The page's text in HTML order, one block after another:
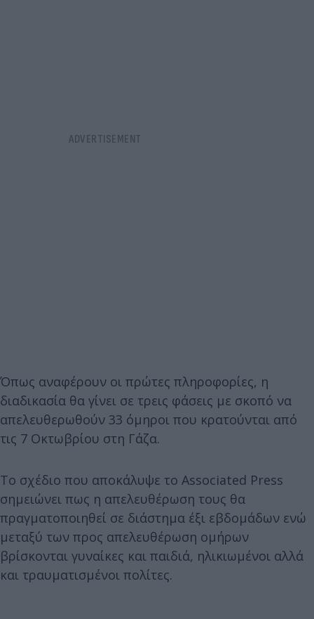
Όπως αναφέρουν οι πρώτες πληροφορίες, η
διαδικασία θα γίνει σε τρεις φάσεις με σκοπό να
απελευθερωθούν 33 όμηροι που κρατούνται από
τις 7 Οκτωβρίου στη Γάζα.
Το σχέδιο που αποκάλυψε το Associated Press
σημειώνει πως η απελευθέρωση τους θα
πραγματοποιηθεί σε διάστημα έξι εβδομάδων ενώ
μεταξύ των προς απελευθέρωση ομήρων
βρίσκονται γυναίκες και παιδιά, ηλικιωμένοι αλλά
και τραυματισμένοι πολίτες.